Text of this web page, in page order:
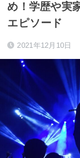
め！学歴や実
エピソード
2021年12月10日